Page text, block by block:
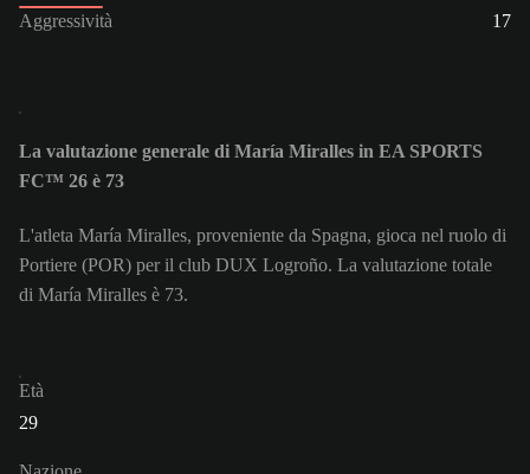
Aggressività
17
La valutazione generale di María Miralles in EA SPORTS
FC™ 26 è 73
L'atleta María Miralles, proveniente da Spagna, gioca nel ruolo di
Portiere (POR) per il club DUX Logroño. La valutazione totale
di María Miralles è 73.
Età
29